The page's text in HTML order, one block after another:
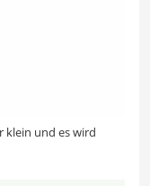
klein und es wird